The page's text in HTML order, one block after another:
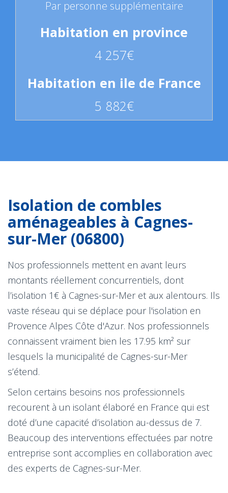
Par personne supplémentaire
4 257€
5 882€
Isolation de combles
aménageables à Cagnes-
sur-Mer (06800)
Nos professionnels mettent en avant leurs
montants réellement concurrentiels, dont
l’isolation 1€ à Cagnes-sur-Mer et aux alentours. Ils
vaste réseau qui se déplace pour l'isolation en
Provence Alpes Côte d'Azur. Nos professionnels
connaissent vraiment bien les 17.95 km² sur
lesquels la municipalité de Cagnes-sur-Mer
s’étend.
Selon certains besoins nos professionnels
recourent à un isolant élaboré en France qui est
doté d’une capacité d’isolation au-dessus de 7.
Beaucoup des interventions effectuées par notre
entreprise sont accomplies en collaboration avec
des experts de Cagnes-sur-Mer.